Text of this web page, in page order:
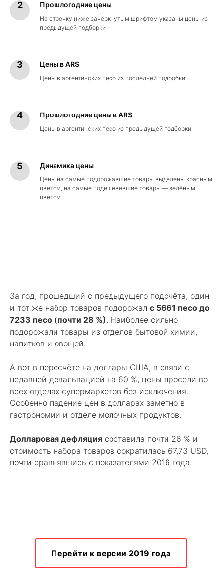
Прошлогодние цены
На строчку ниже зачёркнутым шрифтом указаны цены из
предыдущей подборки
Цены в AR$
Цены в аргентинских песо из последней подробки
Прошлогодние цены в AR$
Цены в аргентинских песо из предыдущей подборки
Динамика цены
Цены на самые подорожавшие товары выделены красным
цветом, на самые подешевевшие товары — зелёным
цветом.
За год, прошедший с предыдущего подсчёта, один
и тот же набор товаров подорожал с 5661 песо до
7233 песо (почти 28 %). Наиболее сильно
подорожали товары из отделов бытовой химии,
напитков и овощей.
А вот в пересчёте на доллары США, в связи с
недавней девальвацией на 60 %, цены просели во
всех отделах супермаркетов без исключения.
Особенно падение цен в долларах заметно в
гастрономии и отделе молочных продуктов.
Долларовая дефляция составила почти 26 % и
стоимость набора товаров сократилась 67,73 USD,
почти сравнявшись с показателями 2016 года.
Перейти к версии 2019 года